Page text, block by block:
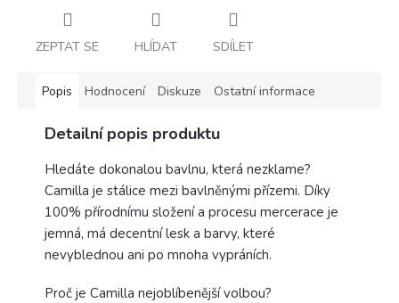
ZEPTAT SE HLÍDAT SDÍLET
Popis Hodnocení Diskuze Ostatní informace
Detailní popis produktu
Hledáte dokonalou bavlnu, která nezklame?
Camilla je stálice mezi bavlněnými přízemi. Díky
100% přírodnímu složení a procesu mercerace je
jemná, má decentní lesk a barvy, které
nevyblednou ani po mnoha vypráních.
Proč je Camilla nejoblíbenější volbou?